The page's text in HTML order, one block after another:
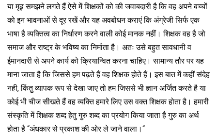
या मूढ़ समझने लगते हैं ऐसे में शिक्षकों को की जवाबदारी है कि वह अपने बच्चों
को इन भावनाओं से दूर रखें और यह अवबोधन कराएं कि अंग्रेजी सिर्फ एक
भाषा है व्यक्तित्व का निर्धारण करने वाली कोई मानक नहीं। शिक्षक वह है जो
समाज और राष्ट्र के भविष्य का निर्माता है। अतः उसे बहुत सावधानी व
ईमानदारी से अपने कार्य को क्रियान्वित करना चाहिए। सामान्य तौर पर यह
माना जाता है कि जिससे हम पढ़ते हैं वह शिक्षक होते हैं। इस बात में कहीं संदेह
नही, किंतु व्यापक रूप से देखा जाए तो हम जिससे भी ज्ञान अर्जित करते है या
कोई भी चीज सीखते हैं वह व्यक्ति हमारे लिए उस वक्त शिक्षक होता है। हमारी
संस्कृति में शिक्षक शब्द हेतु गुरु शब्द का प्रयोग किया जाता है गुरु का अर्थ
होता है “अंधकार से प्रकाश की ओर ले जाने वाला।“